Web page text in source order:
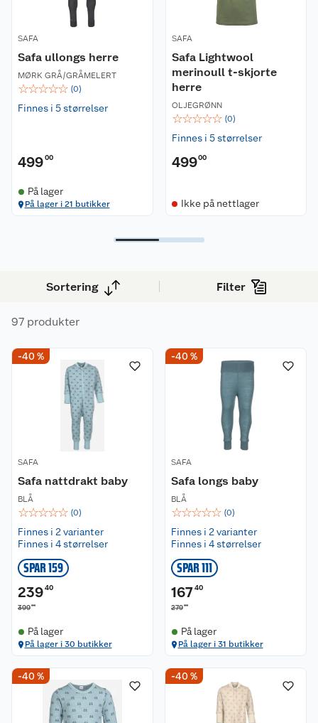
SAFA
Safa ullongs herre
MØRK GRÅ/GRÅMELERT
☆☆☆☆☆ (0)
Finnes i 5 størrelser
49900
På lager
På lager i 21 butikker
SAFA
Safa Lightwool
merinoull t-skjorte
herre
OLJEGRØNN
☆☆☆☆☆ (0)
Finnes i 5 størrelser
49900
Ikke på nettlager
Sortering Filter
97 produkter
-40 %
SAFA
Safa nattdrakt baby
BLÅ
☆☆☆☆☆ (0)
Finnes i 2 varianter
Finnes i 4 størrelser
SPAR 159
23940
39900
På lager
På lager i 30 butikker
-40 %
SAFA
Safa longs baby
BLÅ
☆☆☆☆☆ (0)
Finnes i 2 varianter
Finnes i 4 størrelser
SPAR 111
16740
27900
På lager
På lager i 31 butikker
-40 % -40 %